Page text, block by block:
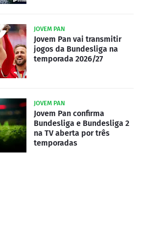
JOVEM PAN
Jovem Pan vai transmitir
jogos da Bundesliga na
temporada 2026/27
JOVEM PAN
Jovem Pan confirma
Bundesliga e Bundesliga 2
na TV aberta por três
temporadas